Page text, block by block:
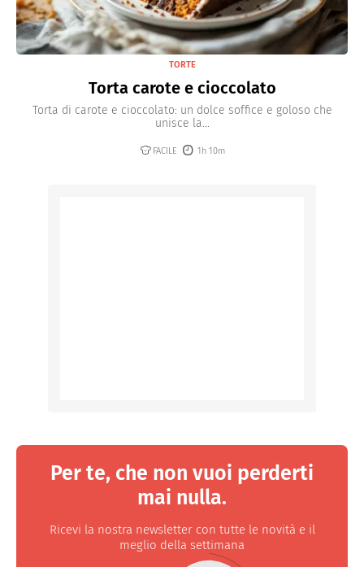
TORTE
Torta carote e cioccolato
Torta di carote e cioccolato: un dolce soffice e goloso che
unisce la...
FACILE 1h 10m
Per te, che non vuoi perderti
mai nulla.
Ricevi la nostra newsletter con tutte le novità e il
meglio della settimana